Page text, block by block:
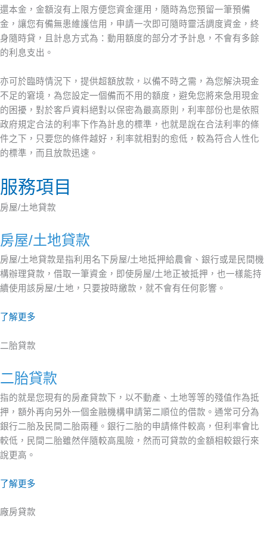
還本金，金額沒有上限方便您資金運用，隨時為您預留一筆預備
金，讓您有備無患維護信用，申請一次即可隨時靈活調度資金，終
身隨時貸，且計息方式為：動用額度的部分才予計息，不會有多餘
的利息支出。
亦可於臨時情況下，提供超額放款，以備不時之需，為您解決現金
不足的窘境，為您設定一個備而不用的額度，避免您將來急用現金
的困擾，對於客戶資料絕對以保密為最高原則，利率部份也是依照
政府規定合法的利率下作為計息的標準，也就是說在合法利率的條
件之下，只要您的條件越好，利率就相對的愈低，較為符合人性化
的標準，而且放款迅速。
服務項目
房屋/土地貸款
房屋/土地貸款
房屋/土地貸款是指利用名下房屋/土地抵押給農會、銀行或是民間機
構辦理貸款，借取一筆資金，即使房屋/土地正被抵押，也一樣能持
續使用該房屋/土地，只要按時繳款，就不會有任何影響。
了解更多
二胎貸款
二胎貸款
指的就是您現有的房產貸款下，以不動產、土地等等的殘值作為抵
押，額外再向另外一個金融機構申請第二順位的借款。通常可分為
銀行二胎及民間二胎兩種。銀行二胎的申請條件較高，但利率會比
較低，民間二胎雖然伴隨較高風險，然而可貸款的金額相較銀行來
說更高。
了解更多
廠房貸款